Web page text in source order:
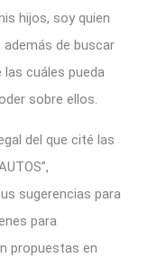
hijos, soy quien
de buscar
cuáles pueda
sobre ellos.
del que cité las
sugerencias para
para
propuestas en